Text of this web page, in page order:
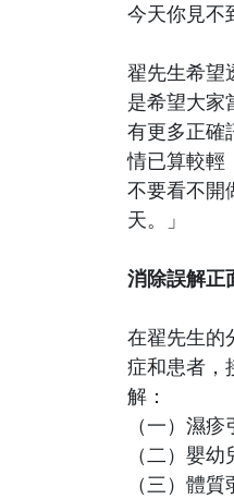
今天你見不
翟先生希望
是希望大家
有更多正確
情已算較輕
不要看不開
天。」
消除誤解正
在翟先生的
症和患者，
解：
（一）濕
（二）嬰
（三）體